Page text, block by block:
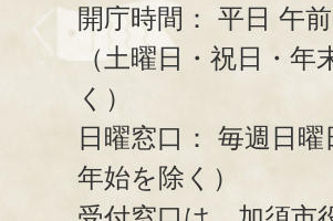
開庁時間： 平日 午
（土曜日・祝日・年
く）
日曜窓口： 毎週日
年始を除く）